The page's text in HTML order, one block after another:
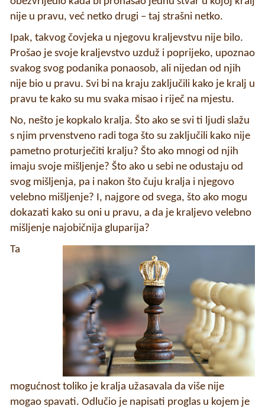
nije u pravu, već netko drugi – taj strašni netko.
Ipak, takvog čovjeka u njegovu kraljevstvu nije bilo.
Prošao je svoje kraljevstvo uzduž i poprijeko, upoznao
svakog svog podanika ponaosob, ali nijedan od njih
nije bio u pravu. Svi bi na kraju zaključili kako je kralj u
pravu te kako su mu svaka misao i riječ na mjestu.
No, nešto je kopkalo kralja. Što ako se svi ti ljudi slažu
s njim prvenstveno radi toga što su zaključili kako nije
pametno proturječiti kralju? Što ako mnogi od njih
imaju svoje mišljenje? Što ako u sebi ne odustaju od
svog mišljenja, pa i nakon što čuju kralja i njegovo
velebno mišljenje? I, najgore od svega, što ako mogu
dokazati kako su oni u pravu, a da je kraljevo velebno
mišljenje najobičnija gluparija?
Ta
mogućnost toliko je kralja užasavala da više nije
mogao spavati. Odlučio je napisati proglas u kojem je